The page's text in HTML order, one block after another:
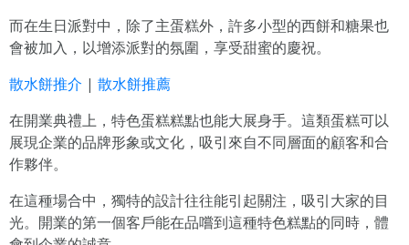
而在生日派對中，除了主蛋糕外，許多小型的西餅和糖果也
會被加入，以增添派對的氛圍，享受甜蜜的慶祝。
散水餅推介 | 散水餅推薦
在開業典禮上，特色蛋糕糕點也能大展身手。這類蛋糕可以
展現企業的品牌形象或文化，吸引來自不同層面的顧客和合
作夥伴。
在這種場合中，獨特的設計往往能引起關注，吸引大家的目
光。開業的第一個客戶能在品嚐到這種特色糕點的同時，體